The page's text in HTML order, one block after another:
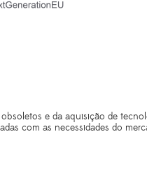
e da aquisição de
com as necessidades do